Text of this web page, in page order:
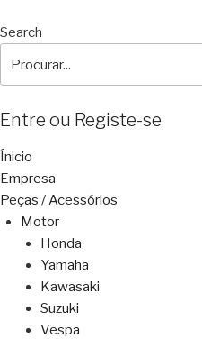
Search
Entre ou Registe-se
Ínicio
Empresa
Peças / Acessórios
Motor
Honda
Yamaha
Kawasaki
Suzuki
Vespa